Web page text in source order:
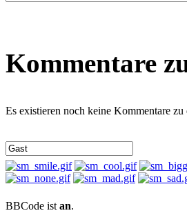
Kommentare
Es existieren noch keine Kommentare
BBCode ist an.